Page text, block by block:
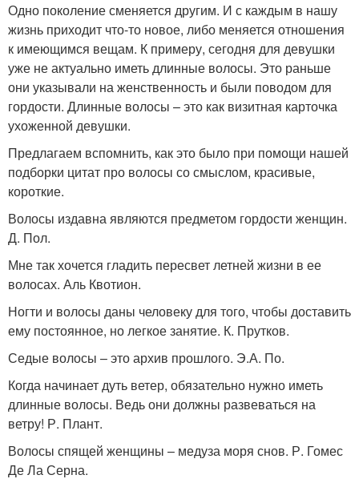
Одно поколение сменяется другим. И с каждым в нашу
жизнь приходит что-то новое, либо меняется отношения
к имеющимся вещам. К примеру, сегодня для девушки
уже не актуально иметь длинные волосы. Это раньше
они указывали на женственность и были поводом для
гордости. Длинные волосы – это как визитная карточка
ухоженной девушки.
Предлагаем вспомнить, как это было при помощи нашей
подборки цитат про волосы со смыслом, красивые,
короткие.
Волосы издавна являются предметом гордости женщин.
Д. Пол.
Мне так хочется гладить пересвет летней жизни в ее
волосах. Аль Квотион.
Ногти и волосы даны человеку для того, чтобы доставить
ему постоянное, но легкое занятие. К. Прутков.
Седые волосы – это архив прошлого. Э.А. По.
Когда начинает дуть ветер, обязательно нужно иметь
длинные волосы. Ведь они должны развеваться на
ветру! Р. Плант.
Волосы спящей женщины – медуза моря снов. Р. Гомес
Де Ла Серна.